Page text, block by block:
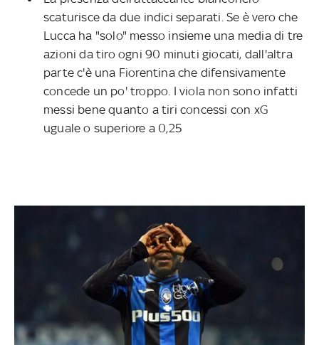
scaturisce da due indici separati. Se è vero che
Lucca ha "solo" messo insieme una media di tre
azioni da tiro ogni 90 minuti giocati, dall'altra
parte c'è una Fiorentina che difensivamente
concede un po' troppo. I viola non sono infatti
messi bene quanto a tiri concessi con xG
uguale o superiore a 0,25